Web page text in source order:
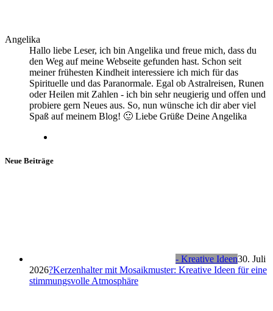
Angelika
Hallo liebe Leser, ich bin Angelika und freue mich, dass du
den Weg auf meine Webseite gefunden hast. Schon seit
meiner frühesten Kindheit interessiere ich mich für das
Spirituelle und das Paranormale. Egal ob Astralreisen, Runen
oder Heilen mit Zahlen - ich bin sehr neugierig und offen und
probiere gern Neues aus. So, nun wünsche ich dir aber viel
Spaß auf meinem Blog! 🙂 Liebe Grüße Deine Angelika
Neue Beiträge
- Kreative Ideen30. Juli
2026?Kerzenhalter mit Mosaikmuster: Kreative Ideen für eine
stimmungsvolle Atmosphäre